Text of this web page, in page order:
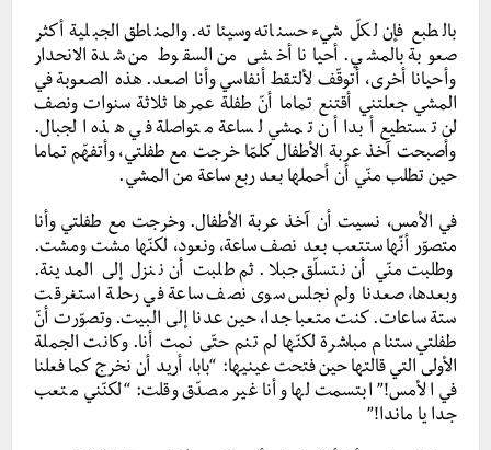
بالطبع فإن لكلّ شيء حسناته وسيئاته. والمناطق الجبلية أكثر
صعو بة بالمشي. أحيانا أخشى من السقوط من شدة الانحدار
وأحيانا أخرى، أتوقّف لألتقط أنفاسي وأنا اصعد. هذه الصعوبة في
المشي جعلتني أقتنع تماما أنّ طفلة عمرها ثلاثة سنوات ونصف
لن تستطيع أبدا أن تمشي لساعة متواصلة في هذه الجبال.
وأصبحت آخذ عربة الأطفال كلمّا خرجت مع طفلتي، وأتفهّم تماما
حين تطلب منّي أن أحملها بعد ربع ساعة من المشي.
في الأمس، نسيت أن آخذ عربة الأطفال. وخرجت مع طفلتي وأنا
متصوّر أنّها ستتعب بعد نصف ساعة، ونعود، لكنّها مشت ومشت.
وطلبت منّي أن نتسلّق جبلا. ثم طلبت أن ننزل إلى المدينة.
وبعدها، صعدنا ولم نجلس سوى نصف ساعة في رحلة استغرقت
ستة ساعات. كنت متعبا جدا، حين عدنا إلى البيت. وتصوّرت أنّ
طفلتي ستنام مباشرة لكنّها لم تنم حتّى نمت أنا. وكانت الجملة
الأولى التي قالتها حين فتحت عينيها: “بابا، أريد أن نخرج كما فعلنا
في الأمس!” ابتسمت لها وأنا غير مصدّق وقلت: “لكنّني متعب
جدا يا ماندا!”